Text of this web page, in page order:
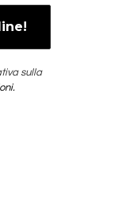
sulla